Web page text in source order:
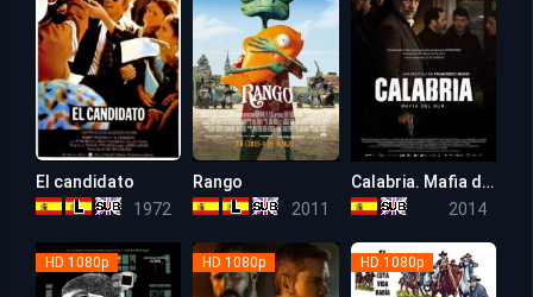
El candidato
1972
Rango
2011
Calabria. Mafia del Sur
2014
HD 1080p HD 1080p HD 1080p